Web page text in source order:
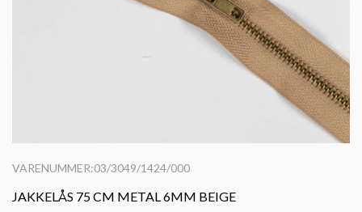
VARENUMMER:03/3049/1424/000
JAKKELÅS 75 CM METAL 6MM BEIGE